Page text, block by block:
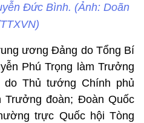
Đức Bình. (Ảnh: Doãn
ương Đảng do Tổng Bí
Phú Trọng làm Trưởng
Thủ tướng Chính phủ
Trưởng đoàn; Đoàn Quốc
trực Quốc hội Tòng